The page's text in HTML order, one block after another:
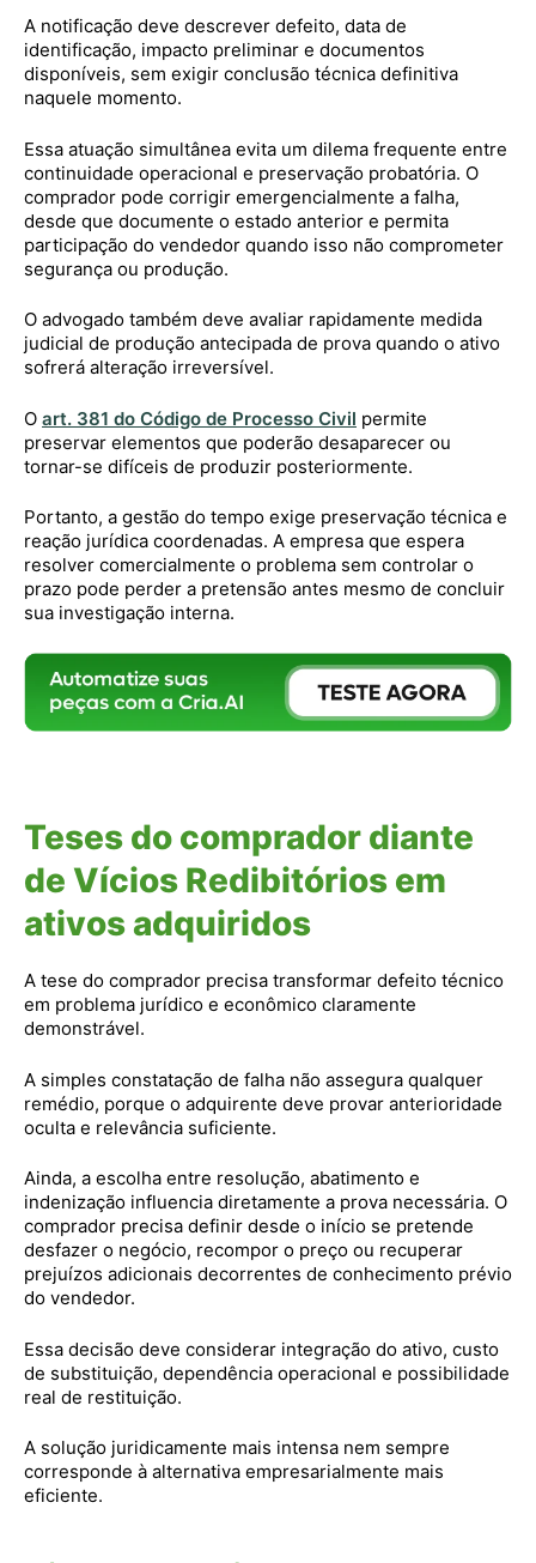
A notificação deve descrever defeito, data de
identificação, impacto preliminar e documentos
disponíveis, sem exigir conclusão técnica definitiva
naquele momento.
Essa atuação simultânea evita um dilema frequente entre
continuidade operacional e preservação probatória. O
comprador pode corrigir emergencialmente a falha,
desde que documente o estado anterior e permita
participação do vendedor quando isso não comprometer
segurança ou produção.
O advogado também deve avaliar rapidamente medida
judicial de produção antecipada de prova quando o ativo
sofrerá alteração irreversível.
O art. 381 do Código de Processo Civil permite
preservar elementos que poderão desaparecer ou
tornar-se difíceis de produzir posteriormente.
Portanto, a gestão do tempo exige preservação técnica e
reação jurídica coordenadas. A empresa que espera
resolver comercialmente o problema sem controlar o
prazo pode perder a pretensão antes mesmo de concluir
sua investigação interna.
Teses do comprador diante
de Vícios Redibitórios em
ativos adquiridos
A tese do comprador precisa transformar defeito técnico
em problema jurídico e econômico claramente
demonstrável.
A simples constatação de falha não assegura qualquer
remédio, porque o adquirente deve provar anterioridade
oculta e relevância suficiente.
Ainda, a escolha entre resolução, abatimento e
indenização influencia diretamente a prova necessária. O
comprador precisa definir desde o início se pretende
desfazer o negócio, recompor o preço ou recuperar
prejuízos adicionais decorrentes de conhecimento prévio
do vendedor.
Essa decisão deve considerar integração do ativo, custo
de substituição, dependência operacional e possibilidade
real de restituição.
A solução juridicamente mais intensa nem sempre
corresponde à alternativa empresarialmente mais
eficiente.